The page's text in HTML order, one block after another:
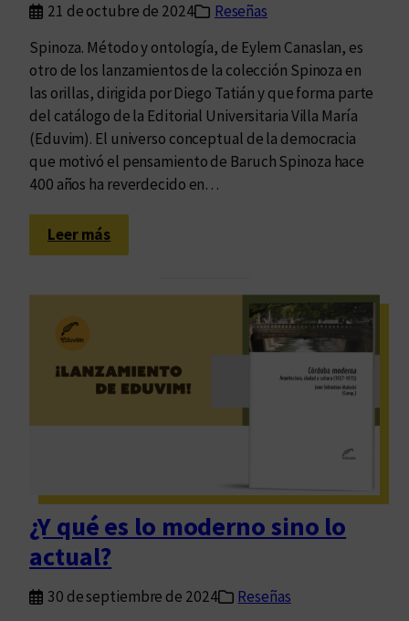
21 de octubre de 2024
Reseñas
Spinoza. Método y ontología, de Eylem Canaslan, es
otro de los lanzamientos de la colección Spinoza en
las orillas, dirigida por Diego Tatián y que forma parte
del catálogo de la Editorial Universitaria Villa María
(Eduvim). El universo conceptual de la democracia
que motivó el pensamiento de Baruch Spinoza hace
400 años ha reverdecido en…
Leer más:
D
r
a
c
i
ó
n
d
¿Y qué es lo moderno sino lo
actual?
30 de septiembre de 2024
Reseñas